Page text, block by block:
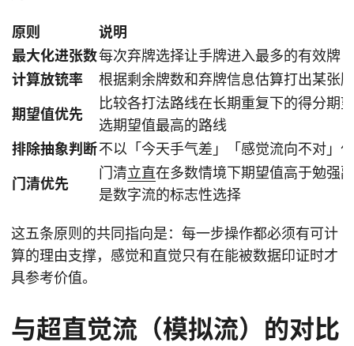
原则
说明
最大化进张数每次弃牌选择让手牌进入最多的有效牌
计算放铳率
根据剩余牌数和弃牌信息估算打出某张
期望值优先
比较各打法路线在长期重复下的得分期
选期望值最高的路线
排除抽象判断不以「今天手气差」「感觉流向不对」
门清优先
门清立直在多数情境下期望值高于勉强
是数字流的标志性选择
这五条原则的共同指向是：每一步操作都必须有可计
算的理由支撑，感觉和直觉只有在能被数据印证时才
具参考价值。
与超直觉流（模拟流）的对比